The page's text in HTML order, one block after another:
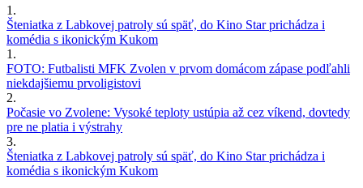
1.
Šteniatka z Labkovej patroly sú späť, do Kino Star prichádza i
komédia s ikonickým Kukom
1.
FOTO: Futbalisti MFK Zvolen v prvom domácom zápase podľahli
niekdajšiemu prvoligistovi
2.
Počasie vo Zvolene: Vysoké teploty ustúpia až cez víkend, dovtedy
pre ne platia i výstrahy
3.
Šteniatka z Labkovej patroly sú späť, do Kino Star prichádza i
komédia s ikonickým Kukom